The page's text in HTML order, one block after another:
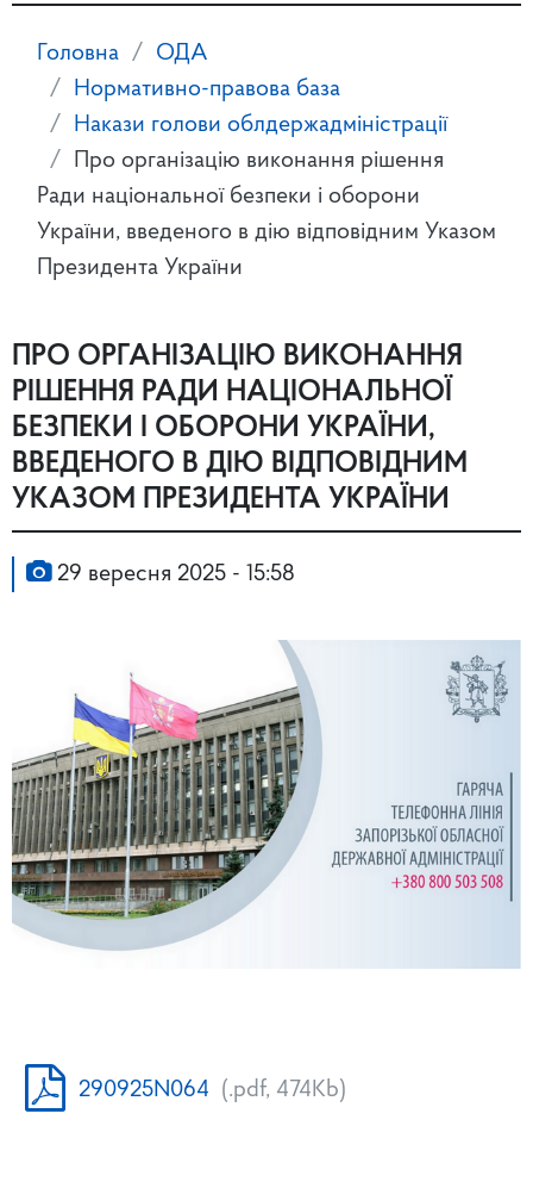
Головна
ОДА
Нормативно-правова база
Накази голови облдержадміністрації
Про організацію виконання рішення
Ради національної безпеки і оборони
України, введеного в дію відповідним Указом
Президента України
ПРО ОРГАНІЗАЦІЮ ВИКОНАННЯ
РІШЕННЯ РАДИ НАЦІОНАЛЬНОЇ
БЕЗПЕКИ І ОБОРОНИ УКРАЇНИ,
ВВЕДЕНОГО В ДІЮ ВІДПОВІДНИМ
УКАЗОМ ПРЕЗИДЕНТА УКРАЇНИ
29 вересня 2025 - 15:58
290925N064 (.pdf, 474Kb)